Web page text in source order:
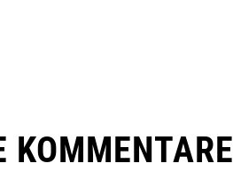
KOMMENTARE